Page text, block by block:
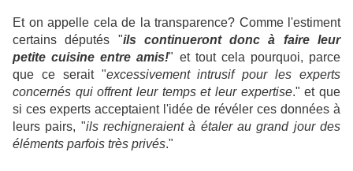
Et on appelle cela de la transparence? Comme l'estiment
certains députés "ils continueront donc à faire leur
petite cuisine entre amis!" et tout cela pourquoi, parce
que ce serait "excessivement intrusif pour les experts
concernés qui offrent leur temps et leur expertise." et que
si ces experts acceptaient l'idée de révéler ces données à
leurs pairs, "ils rechigneraient à étaler au grand jour des
éléments parfois très privés."